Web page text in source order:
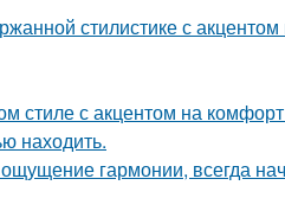
стилистике с
стиле с акцентом на комфорт
находить.
гармонии, всегда